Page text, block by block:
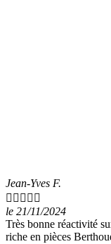
Jean-Yves F.
    
le 21/11/2024
Très bonne réactivité
riche en pièces